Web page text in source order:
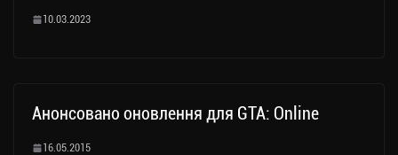
10.03.2023
Анонсовано оновлення для GTA: Online
16.05.2015